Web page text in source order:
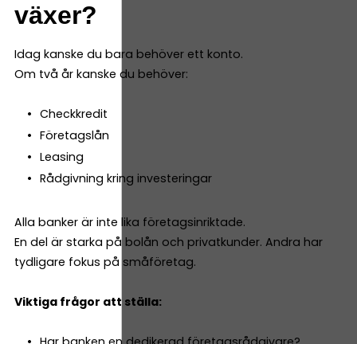
växer?
Idag kanske du bara behöver ett konto.
Om två år kanske du behöver:
Checkkredit
Företagslån
Leasing
Rådgivning kring investeringar
Alla banker är inte lika företagsinriktade.
En del är starka på bolån och privatkunder. Andra har
tydligare fokus på småföretag.
Viktiga frågor att ställa: